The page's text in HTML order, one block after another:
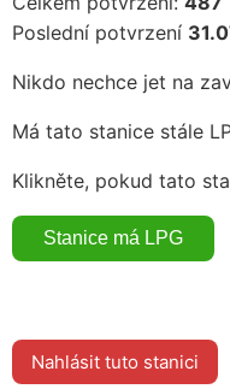
Poslední potvrzení
Nikdo nechce jet na
Má tato stanice stále
Klikněte, pokud tato
Nahlásit tuto stanici